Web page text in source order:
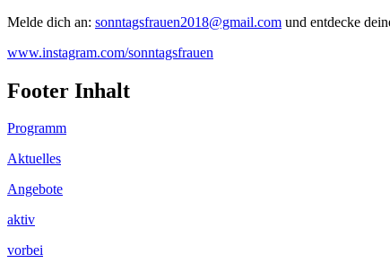
Melde dich an: sonntagsfrauen2018@gmail.com und entdecke
www.instagram.com/sonntagsfrauen
Footer Inhalt
Programm
Aktuelles
Angebote
aktiv
vorbei